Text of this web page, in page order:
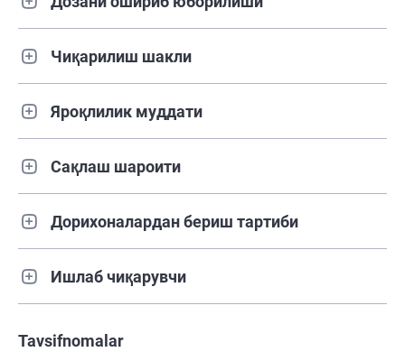
Чиқарилиш шакли
Яроқлилик муддати
Сақлаш шароити
Дорихоналардан бериш тартиби
Ишлаб чиқарувчи
Tavsifnomalar